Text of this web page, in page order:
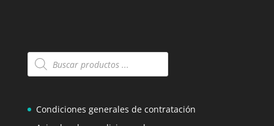
Búsqueda
de
Condiciones generales de contratación